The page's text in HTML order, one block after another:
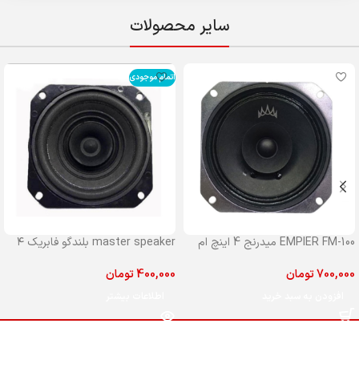
سایر محصولات
EMPIER FM-100 میدرنج 4 اینچ ام
700,000تومان
اتمام موجودی
master speaker بلندگو فابریک ۴
400,000تومان